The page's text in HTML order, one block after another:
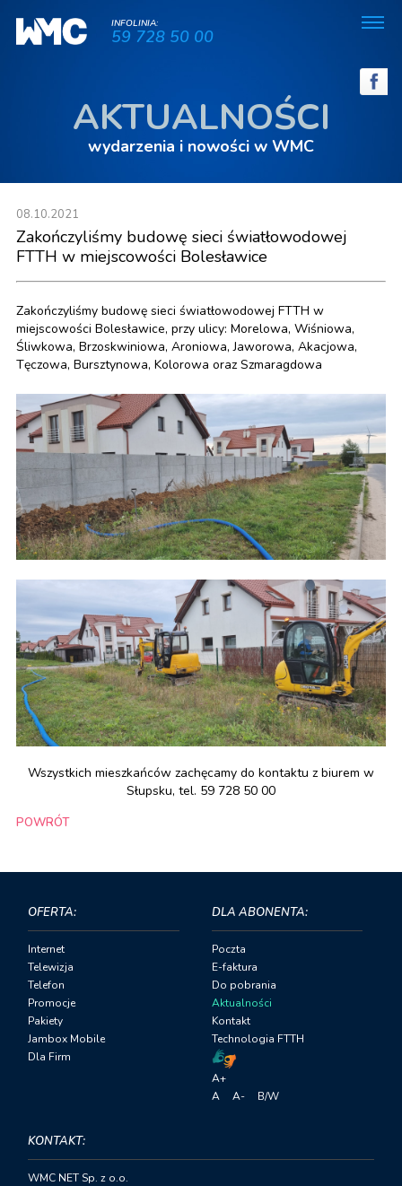
INFOLINIA:
59 728 50 00
AKTUALNOŚCI
wydarzenia i nowości w WMC
08.10.2021
Zakończyliśmy budowę sieci światłowodowej
FTTH w miejscowości Bolesławice
Zakończyliśmy budowę sieci światłowodowej FTTH w
miejscowości Bolesławice, przy ulicy: Morelowa, Wiśniowa,
Śliwkowa, Brzoskwiniowa, Aroniowa, Jaworowa, Akacjowa,
Tęczowa, Bursztynowa, Kolorowa oraz Szmaragdowa
Wszystkich mieszkańców zachęcamy do kontaktu z biurem w
Słupsku, tel. 59 728 50 00
POWRÓT
OFERTA:
Internet
Telewizja
Telefon
Promocje
Pakiety
Jambox Mobile
Dla Firm
DLA ABONENTA:
Poczta
E-faktura
Do pobrania
Aktualności
Kontakt
Technologia FTTH
A+
A
A- B/W
KONTAKT:
WMC NET Sp. z o.o.